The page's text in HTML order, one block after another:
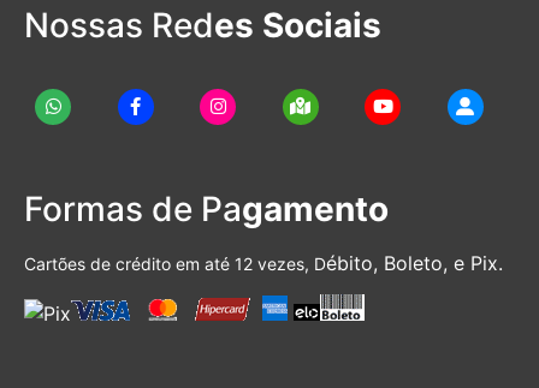
Nossas Redes Sociais
Formas de Pagamento
Cartões de crédito em até 12 vezes, Débito, Boleto, e Pix.